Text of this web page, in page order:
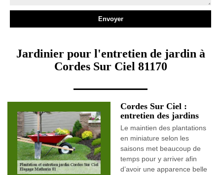
Jardinier pour l'entretien de jardin à
Cordes Sur Ciel 81170
Cordes Sur Ciel :
entretien des jardins
Le maintien des plantations
en miniature selon les
saisons met beaucoup de
temps pour y arriver afin
d’avoir une apparence belle